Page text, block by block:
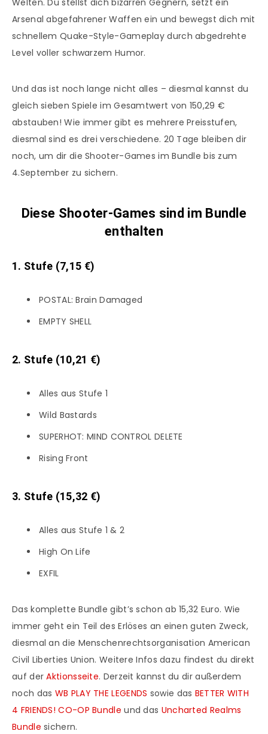
Welten. Du stellst dich bizarren Gegnern, setzt ein
Arsenal abgefahrener Waffen ein und bewegst dich mit
schnellem Quake-Style-Gameplay durch abgedrehte
Level voller schwarzem Humor.
Und das ist noch lange nicht alles – diesmal kannst du
gleich sieben Spiele im Gesamtwert von 150,29 €
abstauben! Wie immer gibt es mehrere Preisstufen,
diesmal sind es drei verschiedene. 20 Tage bleiben dir
noch, um dir die Shooter-Games im Bundle bis zum
4.September zu sichern.
Diese Shooter-Games sind im Bundle
enthalten
1. Stufe (7,15 €)
POSTAL: Brain Damaged
EMPTY SHELL
2. Stufe (10,21 €)
Alles aus Stufe 1
Wild Bastards
SUPERHOT: MIND CONTROL DELETE
Rising Front
3. Stufe (15,32 €)
Alles aus Stufe 1 & 2
High On Life
EXFIL
Das komplette Bundle gibt’s schon ab 15,32 Euro. Wie
immer geht ein Teil des Erlöses an einen guten Zweck,
diesmal an die Menschenrechtsorganisation American
Civil Liberties Union. Weitere Infos dazu findest du direkt
auf derAktionsseite. Derzeit kannst du dir außerdem
noch das WB PLAY THE LEGENDS sowie das BETTER WITH
4 FRIENDS! CO-OP Bundle und das Uncharted Realms
Bundle sichern.